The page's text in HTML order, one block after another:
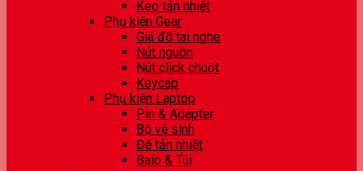
Keo tản nhiệt
Phụ kiện Gear
Giá đỡ tai nghe
Nút nguồn
Nút click chuột
Keycap
Phụ kiện Laptop
Pin & Adapter
Bộ vệ sinh
Đế tản nhiệt
Balo & Túi